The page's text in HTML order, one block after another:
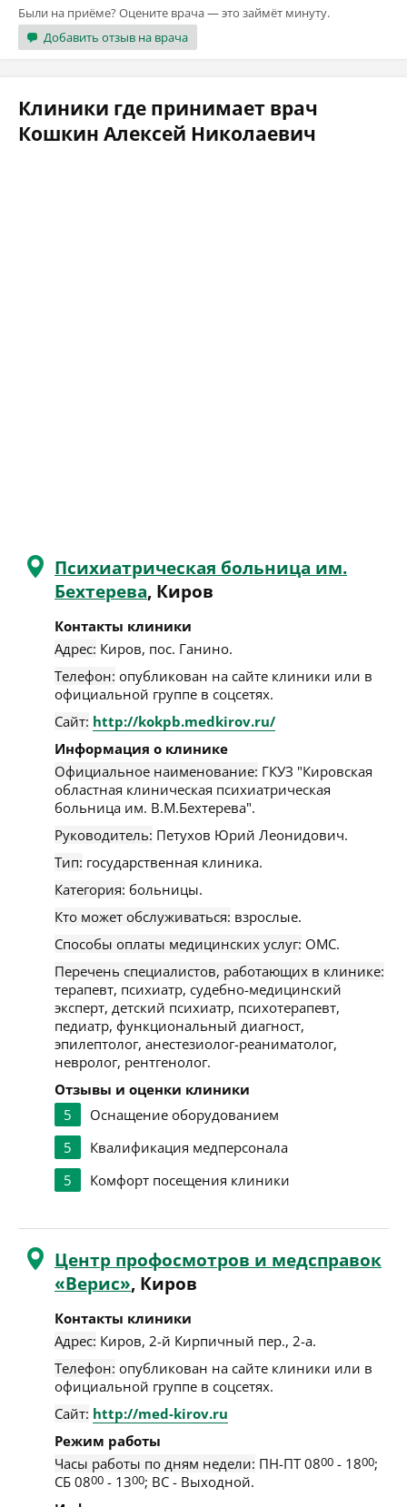
Были на приёме? Оцените врача — это займёт минуту.
Добавить отзыв на врача
Клиники где принимает врач
Кошкин Алексей Николаевич
Психиатрическая больница им.
Бехтерева, Киров
Контакты клиники
Адрес: Киров, пос. Ганино.
Телефон: опубликован на сайте клиники или в
официальной группе в соцсетях.
Сайт: http://kokpb.medkirov.ru/
Информация о клинике
Официальное наименование: ГКУЗ "Кировская
областная клиническая психиатрическая
больница им. В.М.Бехтерева".
Руководитель: Петухов Юрий Леонидович.
Тип: государственная клиника.
Категория: больницы.
Кто может обслуживаться: взрослые.
Способы оплаты медицинских услуг: ОМС.
Перечень специалистов, работающих в клинике:
терапевт, психиатр, судебно-медицинский
эксперт, детский психиатр, психотерапевт,
педиатр, функциональный диагност,
эпилептолог, анестезиолог-реаниматолог,
невролог, рентгенолог.
Отзывы и оценки клиники
5
Оснащение оборудованием
5
Квалификация медперсонала
5
Комфорт посещения клиники
Центр профосмотров и медсправок
«Верис», Киров
Контакты клиники
Адрес: Киров, 2-й Кирпичный пер., 2-а.
Телефон: опубликован на сайте клиники или в
официальной группе в соцсетях.
Сайт: http://med-kirov.ru
Режим работы
Часы работы по дням недели: ПН-ПТ 0800 - 1800;
СБ 0800 - 1300; ВС - Выходной.